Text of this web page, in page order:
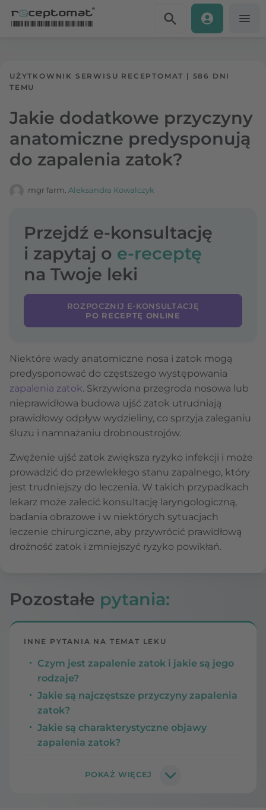
UŻYTKOWNIK SERWISU RECEPTOMAT | 586 DNI
TEMU
Jakie dodatkowe przyczyny
anatomiczne predysponują
do zapalenia zatok?
mgr farm. Aleksandra Kowalczyk
Przejdź e-konsultację
i zapytaj o e-receptę
na Twoje leki
ROZPOCZNIJ E-KONSULTACJĘ
PO RECEPTĘ ONLINE
Niektóre wady anatomiczne nosa i zatok mogą
predysponować do częstszego występowania
zapalenia zatok. Skrzywiona przegroda nosowa lub
nieprawidłowa budowa ujść zatok utrudniają
prawidłowy odpływ wydzieliny, co sprzyja zaleganiu
śluzu i namnażaniu drobnoustrojów.
Zwężenie ujść zatok zwiększa ryzyko infekcji i może
prowadzić do przewlekłego stanu zapalnego, który
jest trudniejszy do leczenia. W takich przypadkach
lekarz może zalecić konsultację laryngologiczną,
badania obrazowe i w niektórych sytuacjach
leczenie chirurgiczne, aby przywrócić prawidłową
drożność zatok i zmniejszyć ryzyko powikłań.
Pozostałe pytania:
INNE PYTANIA NA TEMAT LEKU
Czym jest zapalenie zatok i jakie są jego
rodzaje?
Jakie są najczęstsze przyczyny zapalenia
zatok?
Jakie są charakterystyczne objawy
zapalenia zatok?